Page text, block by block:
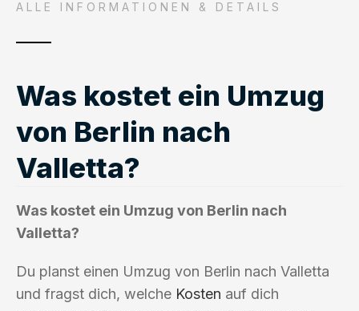
ALLE INFORMATIONEN & DETAILS
Was kostet ein Umzug
von Berlin nach
Valletta?
Was kostet ein Umzug von Berlin nach
Valletta?
Du planst einen Umzug von Berlin nach Valletta
und fragst dich, welche Kosten auf dich